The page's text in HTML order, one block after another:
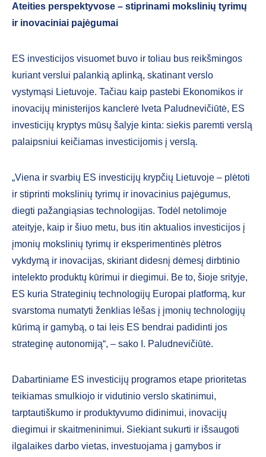
Ateities perspektyvose – stiprinami mokslinių tyrimų
ir inovaciniai pajėgumai
ES investicijos visuomet buvo ir toliau bus reikšmingos
kuriant verslui palankią aplinką, skatinant verslo
vystymąsi Lietuvoje. Tačiau kaip pastebi Ekonomikos ir
inovacijų ministerijos kanclerė Iveta Paludnevičiūtė, ES
investicijų kryptys mūsų šalyje kinta: siekis paremti verslą
palaipsniui keičiamas investicijomis į verslą.
„Viena ir svarbių ES investicijų krypčių Lietuvoje – plėtoti
ir stiprinti mokslinių tyrimų ir inovacinius pajėgumus,
diegti pažangiąsias technologijas. Todėl netolimoje
ateityje, kaip ir šiuo metu, bus itin aktualios investicijos į
įmonių mokslinių tyrimų ir eksperimentinės plėtros
vykdymą ir inovacijas, skiriant didesnį dėmesį dirbtinio
intelekto produktų kūrimui ir diegimui. Be to, šioje srityje,
ES kuria Strateginių technologijų Europai platformą, kur
svarstoma numatyti ženklias lėšas į įmonių technologijų
kūrimą ir gamybą, o tai leis ES bendrai padidinti jos
strateginę autonomiją“, – sako I. Paludnevičiūtė.
Dabartiniame ES investicijų programos etape prioritetas
teikiamas smulkiojo ir vidutinio verslo skatinimui,
tarptautiškumo ir produktyvumo didinimui, inovacijų
diegimui ir skaitmeninimui. Siekiant sukurti ir išsaugoti
ilgalaikes darbo vietas, investuojama į gamybos ir